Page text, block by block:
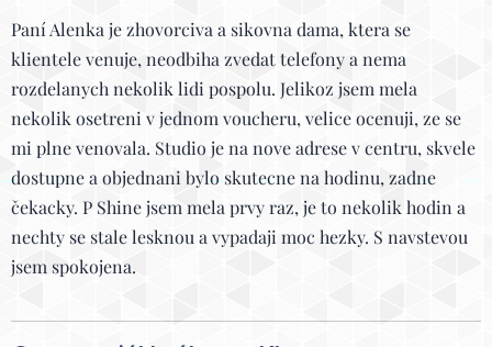
Paní Alenka je zhovorciva a sikovna dama, ktera se
klientele venuje, neodbiha zvedat telefony a nema
rozdelanych nekolik lidi pospolu. Jelikoz jsem mela
nekolik osetreni v jednom voucheru, velice ocenuji, ze se
mi plne venovala. Studio je na nove adrese v centru, skvele
dostupne a objednani bylo skutecne na hodinu, zadne
čekacky. P Shine jsem mela prvy raz, je to nekolik hodin a
nechty se stale lesknou a vypadaji moc hezky. S navstevou
jsem spokojena.